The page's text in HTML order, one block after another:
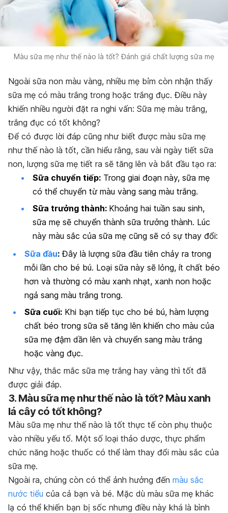
Màu sữa mẹ như thế nào là tốt? Đánh giá chất lượng sữa mẹ
Ngoài sữa non màu vàng, nhiều mẹ bỉm còn nhận thấy
sữa mẹ có màu trắng trong hoặc trắng đục. Điều này
khiến nhiều người đặt ra nghi vấn: Sữa mẹ màu trắng,
trắng đục có tốt không?
Để có được lời đáp cũng như biết được màu sữa mẹ
như thế nào là tốt, cần hiểu rằng, sau vài ngày tiết sữa
non, lượng sữa mẹ tiết ra sẽ tăng lên và bắt đầu tạo ra:
Sữa chuyển tiếp: Trong giai đoạn này, sữa mẹ
có thể chuyển từ màu vàng sang màu trắng.
Sữa trưởng thành: Khoảng hai tuần sau sinh,
sữa mẹ sẽ chuyển thành sữa trưởng thành. Lúc
này màu sắc của sữa mẹ cũng sẽ có sự thay đổi:
Sữa đầu: Đây là lượng sữa đầu tiên chảy ra trong
mỗi lần cho bé bú. Loại sữa này sẽ lỏng, ít chất béo
hơn và thường có màu xanh nhạt, xanh non hoặc
ngả sang màu trắng trong.
Sữa cuối: Khi bạn tiếp tục cho bé bú, hàm lượng
chất béo trong sữa sẽ tăng lên khiến cho màu của
sữa mẹ đậm dần lên và chuyển sang màu trắng
hoặc vàng đục.
Như vậy, thắc mắc sữa mẹ trắng hay vàng thì tốt đã
được giải đáp.
3. Màu sữa mẹ như thế nào là tốt? Màu xanh
lá cây có tốt không?
Màu sữa mẹ như thế nào là tốt thực tế còn phụ thuộc
vào nhiều yếu tố. Một số loại thảo dược, thực phẩm
chức năng hoặc thuốc có thể làm thay đổi màu sắc của
sữa mẹ.
Ngoài ra, chúng còn có thể ảnh hưởng đến màu sắc
nước tiểu của cả bạn và bé. Mặc dù màu sữa mẹ khác
lạ có thể khiến bạn bị sốc nhưng điều này khá là bình